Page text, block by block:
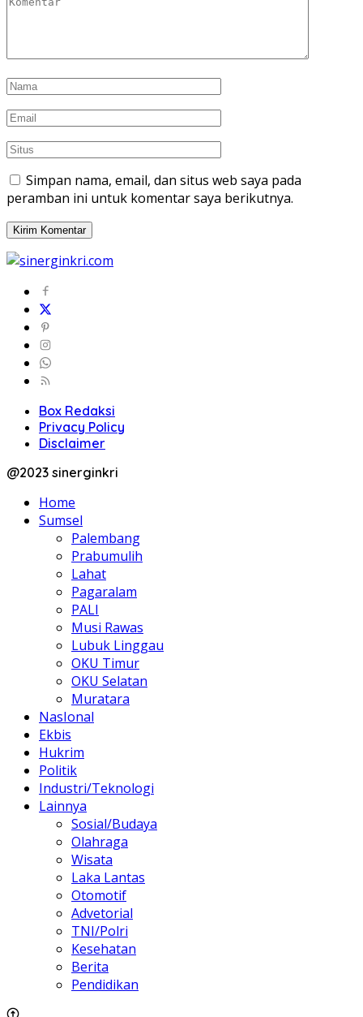
Simpan nama, email, dan situs web saya pada
peramban ini untuk komentar saya berikutnya.
Box Redaksi
Privacy Policy
Disclaimer
@2023 sinerginkri
Home
Sumsel
Palembang
Prabumulih
Lahat
Pagaralam
PALI
Musi Rawas
Lubuk Linggau
OKU Timur
OKU Selatan
Muratara
NasIonal
Ekbis
Hukrim
Politik
Industri/Teknologi
Lainnya
Sosial/Budaya
Olahraga
Wisata
Laka Lantas
Otomotif
Advetorial
TNI/Polri
Kesehatan
Berita
Pendidikan